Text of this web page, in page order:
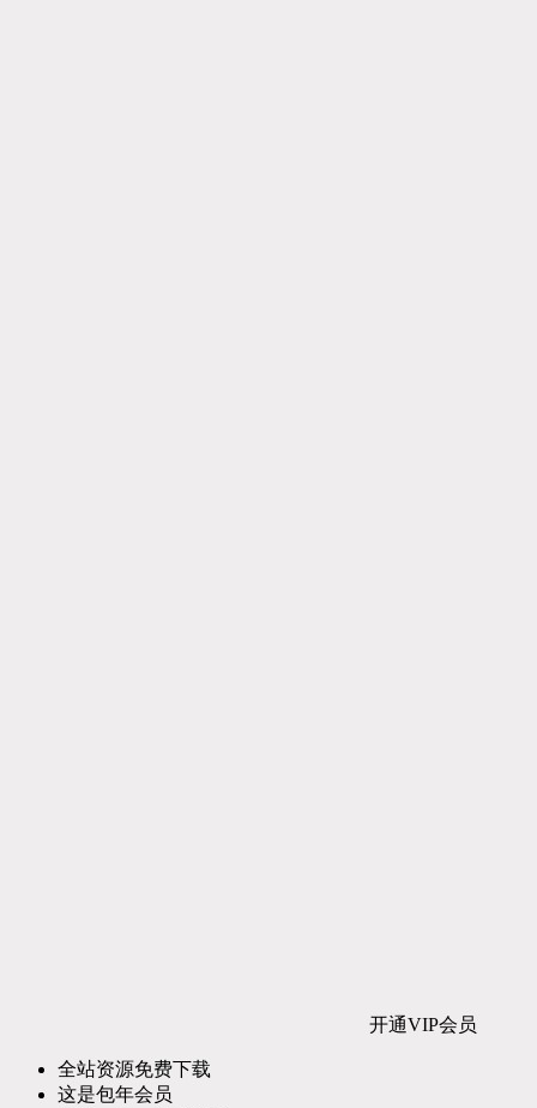
开通VIP会员
全站资源免费下载
这是包年会员